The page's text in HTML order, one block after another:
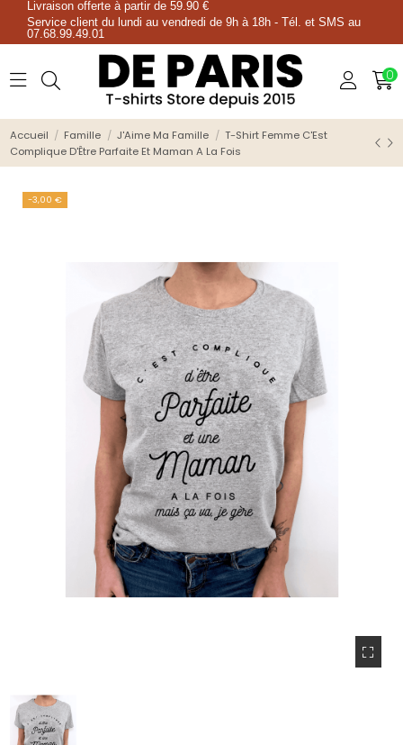
Livraison offerte à partir de 59.90 €
Service client du lundi au vendredi de 9h à 18h - Tél. et SMS au
07.68.99.49.01
0
Accueil Famille J'Aime Ma Famille
T-Shirt Femme C'Est
Complique D'Être Parfaite Et Maman A La Fois
-3,00 €